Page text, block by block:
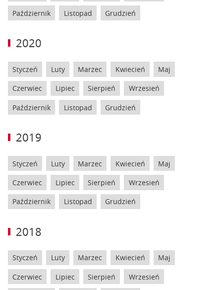
Październik Listopad Grudzień
2020
Styczeń Luty Marzec Kwiecień Maj
Czerwiec Lipiec Sierpień Wrzesień
Październik Listopad Grudzień
2019
Styczeń Luty Marzec Kwiecień Maj
Czerwiec Lipiec Sierpień Wrzesień
Październik Listopad Grudzień
2018
Styczeń Luty Marzec Kwiecień Maj
Czerwiec Lipiec Sierpień Wrzesień